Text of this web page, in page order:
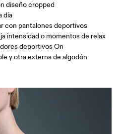
ver más.
diseño cropped
día
con pantalones deportivos
intensidad o momentos de relax
deportivos On
y otra externa de algodón